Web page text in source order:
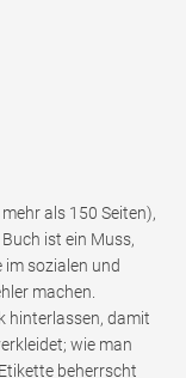
als 150 Seiten),
ist ein Muss,
im sozialen und
machen.
hinterlassen, damit
wie man
beherrscht